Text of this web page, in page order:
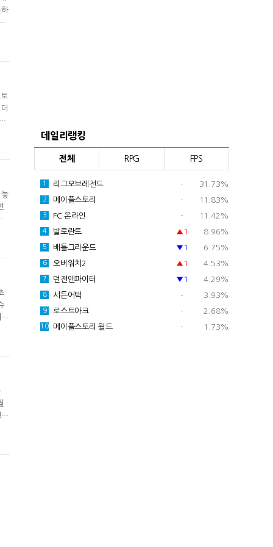
데일리랭킹
전체 RPG FPS
1 리그오브레전드 - 31.73%
2 메이플스토리 - 11.83%
3 FC 온라인 - 11.42%
4 발로란트 ▲1 8.96%
5 배틀그라운드 ▼1 6.75%
6 오버워치2 ▲1 4.53%
7 던전앤파이터 ▼1 4.29%
8 서든어택 - 3.93%
9 로스트아크 - 2.68%
10 메이플스토리 월드 - 1.73%